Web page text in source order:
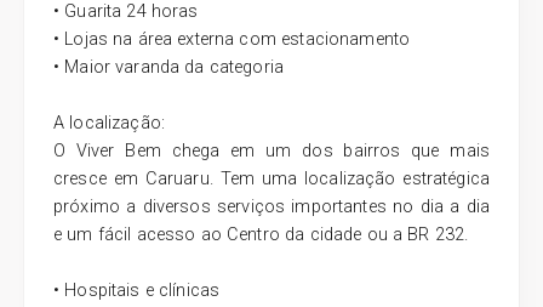
• Guarita 24 horas
• Lojas na área externa com estacionamento
• Maior varanda da categoria
A localização:
O Viver Bem chega em um dos bairros que mais
cresce em Caruaru. Tem uma localização estratégica
próximo a diversos serviços importantes no dia a dia
e um fácil acesso ao Centro da cidade ou a BR 232.
• Hospitais e clínicas